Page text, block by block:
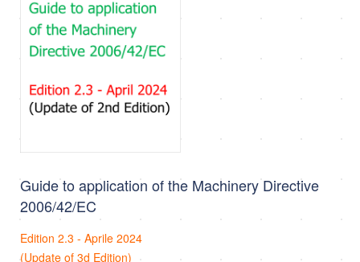
Guide to application of the Machinery Directive
2006/42/EC
Edition 2.3 - Aprile 2024
(Update of 3d Edition)